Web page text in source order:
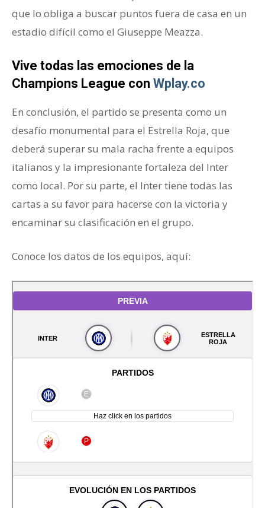
que lo obliga a buscar puntos fuera de casa en un
estadio difícil como el Giuseppe Meazza.
Vive todas las emociones de la
Champions League con Wplay.co
En conclusión, el partido se presenta como un
desafío monumental para el Estrella Roja, que
deberá superar su mala racha frente a equipos
italianos y la impresionante fortaleza del Inter
como local. Por su parte, el Inter tiene todas las
cartas a su favor para hacerse con la victoria y
encaminar su clasificación en el grupo.
Conoce los datos de los equipos, aquí: